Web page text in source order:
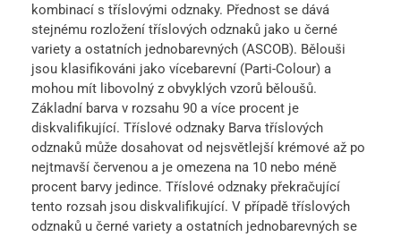
kombinací s tříslovými odznaky. Přednost se dává
stejnému rozložení tříslových odznaků jako u černé
variety a ostatních jednobarevných (ASCOB). Bělouši
jsou klasifikováni jako vícebarevní (Parti-Colour) a
mohou mít libovolný z obvyklých vzorů běloušů.
Základní barva v rozsahu 90 a více procent je
diskvalifikující. Tříslové odznaky Barva tříslových
odznaků může dosahovat od nejsvětlejší krémové až po
nejtmavší červenou a je omezena na 10 nebo méně
procent barvy jedince. Tříslové odznaky překračující
tento rozsah jsou diskvalifikující. V případě tříslových
odznaků u černé variety a ostatních jednobarevných se